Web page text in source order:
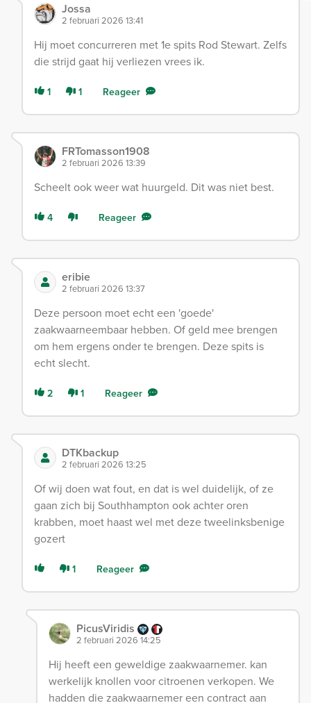
Jossa
2 februari 2026 13:41
Hij moet concurreren met 1e spits Rod Stewart. Zelfs
die strijd gaat hij verliezen vrees ik.
1 1 Reageer
FRTomasson1908
2 februari 2026 13:39
Scheelt ook weer wat huurgeld. Dit was niet best.
4 Reageer
eribie
2 februari 2026 13:37
Deze persoon moet echt een 'goede'
zaakwaarneembaar hebben. Of geld mee brengen
om hem ergens onder te brengen. Deze spits is
echt slecht.
2 1 Reageer
DTKbackup
2 februari 2026 13:25
Of wij doen wat fout, en dat is wel duidelijk, of ze
gaan zich bij Southhampton ook achter oren
krabben, moet haast wel met deze tweelinksbenige
gozert
1 Reageer
PicusViridis
2 februari 2026 14:25
Hij heeft een geweldige zaakwaarnemer. kan
werkelijk knollen voor citroenen verkopen. We
hadden die zaakwaarnemer een contract aan